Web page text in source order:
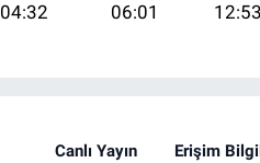
04:32 06:01 12:53
Canlı Yayın Erişim